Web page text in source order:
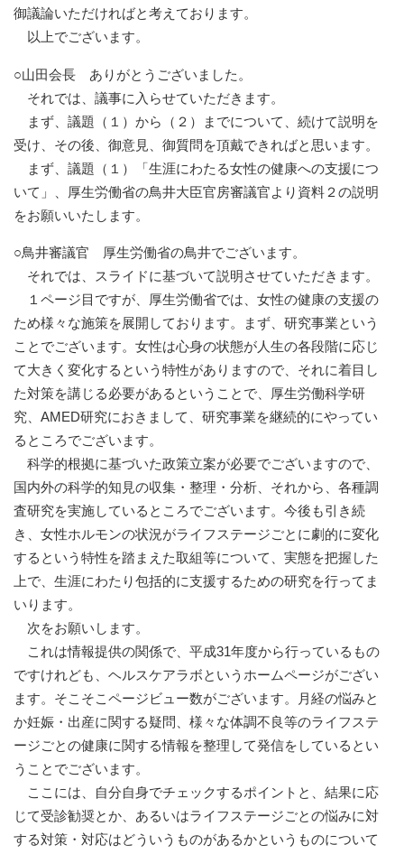
御議論いただければと考えております。
以上でございます。
○山田会長 ありがとうございました。
それでは、議事に入らせていただきます。
まず、議題（１）から（２）までについて、続けて説明を
受け、その後、御意見、御質問を頂戴できればと思います。
まず、議題（１）「生涯にわたる女性の健康への支援につ
いて」、厚生労働省の鳥井大臣官房審議官より資料２の説明
をお願いいたします。
○鳥井審議官 厚生労働省の鳥井でございます。
それでは、スライドに基づいて説明させていただきます。
１ページ目ですが、厚生労働省では、女性の健康の支援の
ため様々な施策を展開しております。まず、研究事業という
ことでございます。女性は心身の状態が人生の各段階に応じ
て大きく変化するという特性がありますので、それに着目し
た対策を講じる必要があるということで、厚生労働科学研
究、AMED研究におきまして、研究事業を継続的にやってい
るところでございます。
科学的根拠に基づいた政策立案が必要でございますので、
国内外の科学的知見の収集・整理・分析、それから、各種調
査研究を実施しているところでございます。今後も引き続
き、女性ホルモンの状況がライフステージごとに劇的に変化
するという特性を踏まえた取組等について、実態を把握した
上で、生涯にわたり包括的に支援するための研究を行ってま
いります。
次をお願いします。
これは情報提供の関係で、平成31年度から行っているもの
ですけれども、ヘルスケアラボというホームページがござい
ます。そこそこページビュー数がございます。月経の悩みと
か妊娠・出産に関する疑問、様々な体調不良等のライフステ
ージごとの健康に関する情報を整理して発信をしているとい
うことでございます。
ここには、自分自身でチェックするポイントと、結果に応
じて受診勧奨とか、あるいはライフステージごとの悩みに対
する対策・対応はどういうものがあるかというものについて